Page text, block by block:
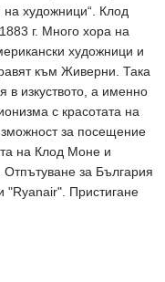
художници“. Клод
г. Много хора на
художници и
към Живерни. Така
в изкуството, а именно
с красотата на
за посещение
на Клод Моне и
за България
"Ryanair". Пристигане